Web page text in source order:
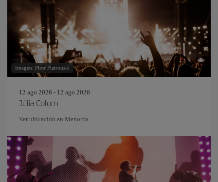
Imagen: Piotr Piatrouski
12 ago 2026 - 12 ago 2026
Júlia Colom
Ver ubicación en Menorca